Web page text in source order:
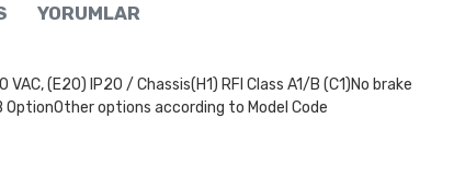
YORUMLAR
(E20) IP20 / Chassis(H1) RFI Class A1/B (C1)No brake
OptionOther options according to Model Code